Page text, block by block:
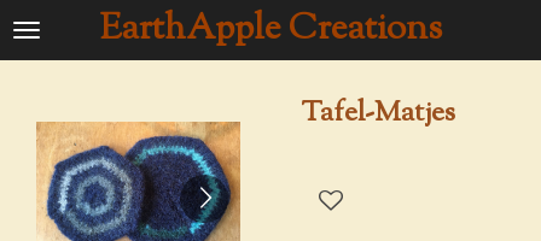
Ga
hoofdinhoud
EarthApple Creations
Tafel-Matjes